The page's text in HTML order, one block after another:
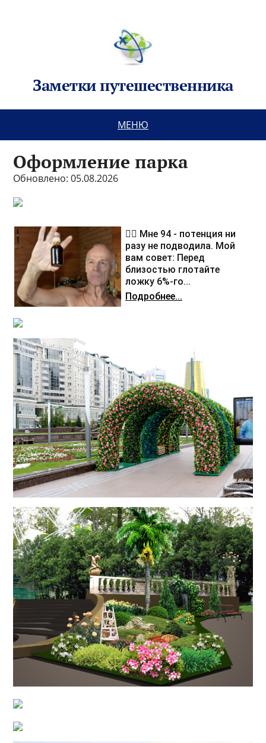
Заметки путешественника
МЕНЮ
Оформление парка
Обновлено: 05.08.2026
❤️‍🔥 Мне 94 - потенция ни
разу не подводила. Мой
вам совет: Перед
близостью глотайте
ложку 6%-го...
Подробнее...